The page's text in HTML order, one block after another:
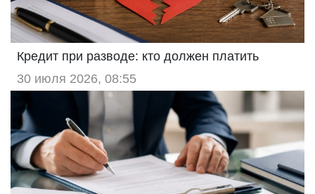
Кредит при разводе: кто должен платить
30 июля 2026, 08:55